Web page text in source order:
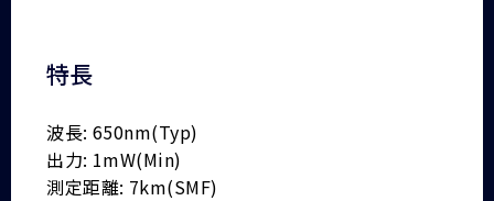
特長
波長: 650nm(Typ)
出力: 1mW(Min)
測定距離: 7km(SMF)